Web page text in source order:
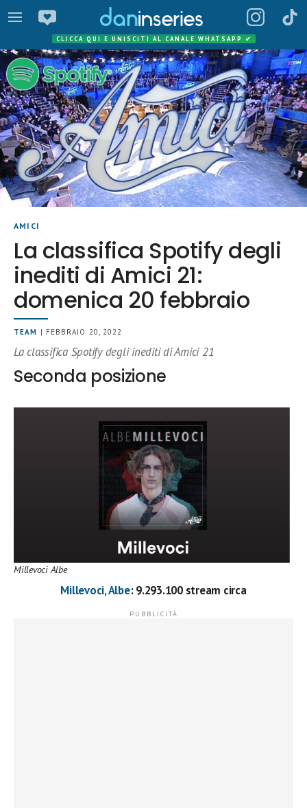
CLICCA QUI E UNISCITI AL CANALE WHATSAPP ✔
AMICI
La classifica Spotify degli
inediti di Amici 21:
domenica 20 febbraio
TEAM | FEBBRAIO 20, 2022
La classifica Spotify degli inediti di Amici 21
Seconda posizione
Millevoci Albe
Millevoci, Albe: 9.293.100 stream circa